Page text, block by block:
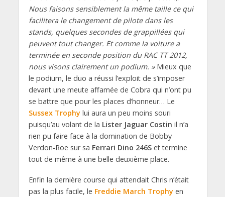
Nous faisons sensiblement la même taille ce qui
facilitera le changement de pilote dans les
stands, quelques secondes de grappillées qui
peuvent tout changer. Et comme la voiture a
terminée en seconde position du RAC TT 2012,
nous visons clairement un podium. »Mieux que
le podium, le duo a réussi l’exploit de s’imposer
devant une meute affamée de Cobra qui n’ont pu
se battre que pour les places d’honneur… Le
Sussex Trophylui aura un peu moins souri
puisqu’au volant de la Lister Jaguar Costin il n’a
rien pu faire face à la domination de Bobby
Verdon-Roe sur sa Ferrari Dino 246Set termine
tout de même à une belle deuxième place.
Enfin la dernière course qui attendait Chris n’était
pas la plus facile, le Freddie March Trophyen